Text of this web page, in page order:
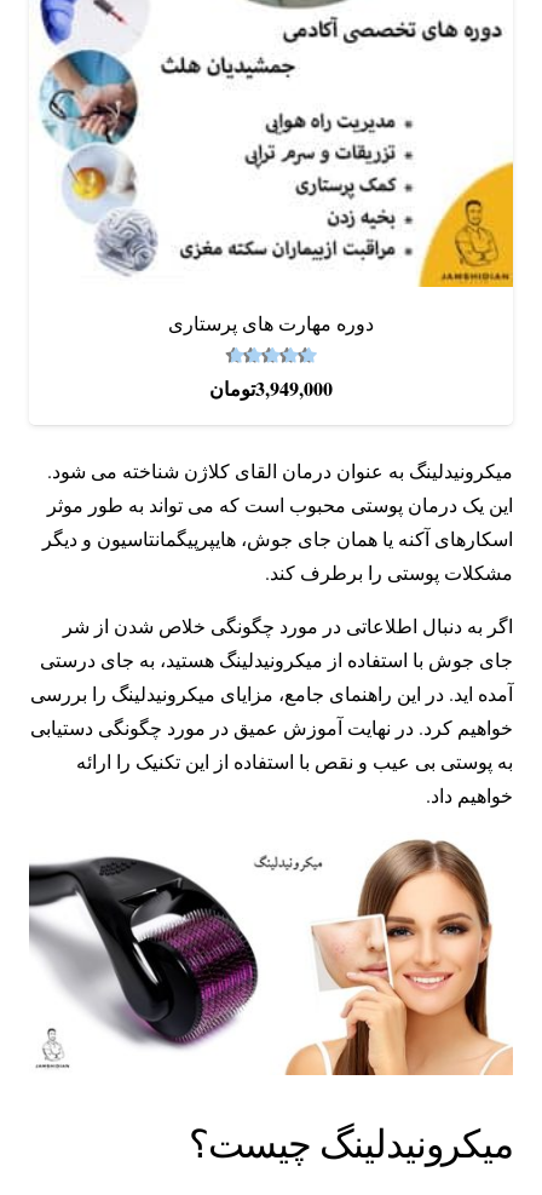
دوره‌ مهارت های پرستاری
از 5 3,949,000تومان
میکرونیدلینگ به عنوان درمان القای کلاژن شناخته می شود.
این یک درمان پوستی محبوب است که می تواند به طور موثر
اسکارهای آکنه یا همان جای جوش، هایپرپیگمانتاسیون و دیگر
مشکلات پوستی را برطرف کند.
اگر به دنبال اطلاعاتی در مورد چگونگی خلاص شدن از شر
جای جوش با استفاده از میکرونیدلینگ هستید، به جای درستی
آمده اید. در این راهنمای جامع، مزایای میکرونیدلینگ را بررسی
خواهیم کرد. در نهایت آموزش عمیق در مورد چگونگی دستیابی
به پوستی بی عیب و نقص با استفاده از این تکنیک را ارائه
خواهیم داد.
میکرونیدلینگ چیست؟